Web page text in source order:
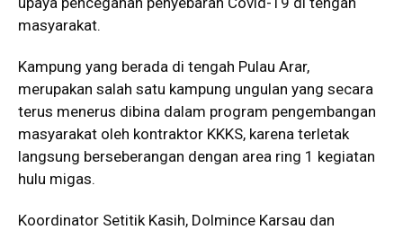
masyarakat.
Kampung yang berada di tengah Pulau Arar,
merupakan salah satu kampung ungulan yang secara
terus menerus dibina dalam program pengembangan
masyarakat oleh kontraktor KKKS, karena terletak
langsung berseberangan dengan area ring 1 kegiatan
hulu migas.
Koordinator Setitik Kasih, Dolmince Karsau dan